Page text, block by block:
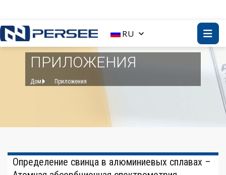
RU
ПРИЛОЖЕНИЯ
Дом Приложения
Определение свинца в алюминиевых сплавах –